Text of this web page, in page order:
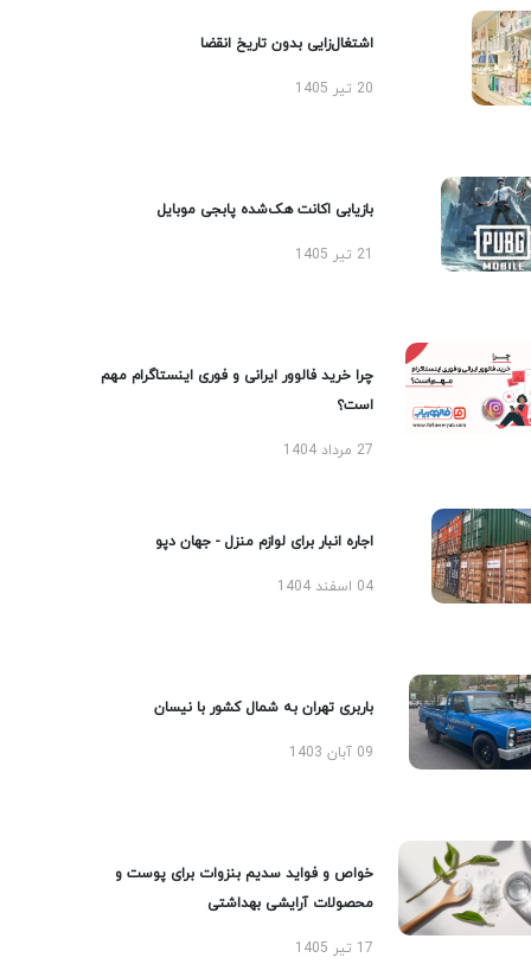
اشتغال‌زایی بدون تاریخ انقضا
20 تیر 1405
بازیابی اکانت هک‌شده پابجی موبایل
چرا خرید فالوور ایرانی و فوری اینستاگرام مهم
است؟
27 مرداد 1404
اجاره انبار برای لوازم منزل - جهان دپو
04 اسفند 1404
باربری تهران به شمال کشور با نیسان
09 آبان 1403
خواص و فواید سدیم بنزوات برای پوست و
محصولات آرایشی بهداشتی
17 تیر 1405